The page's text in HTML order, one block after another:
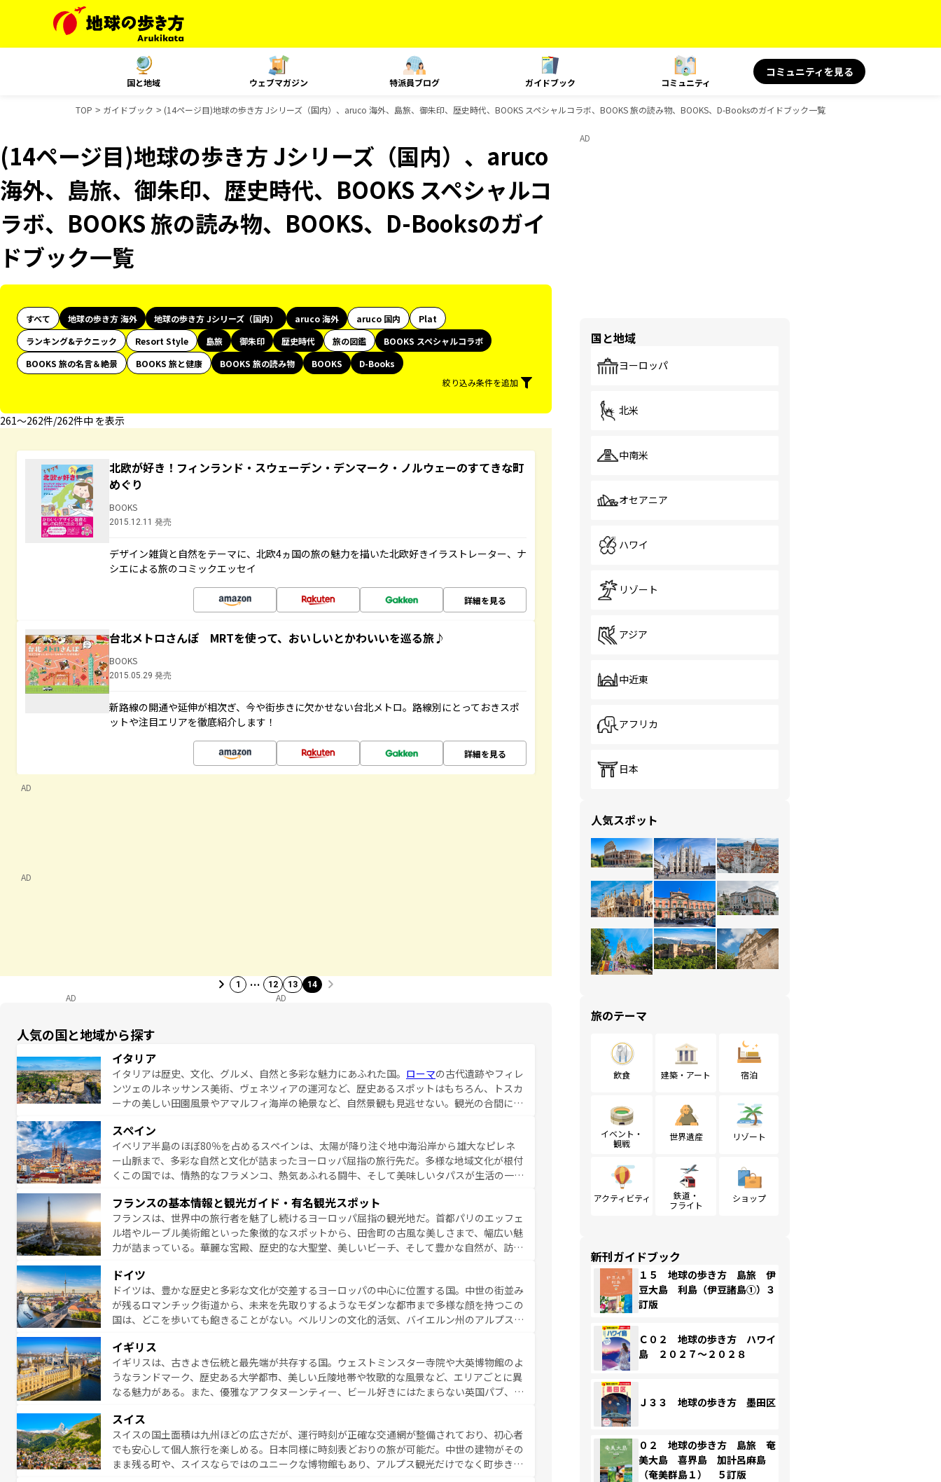
国と地域 ウェブマガジン 特派員ブログ ガイドブック コミュニティ
コミュニティを見る
TOP ガイドブック (14ページ目)地球の歩き方 Jシリーズ（国内）、aruco 海外、島旅、御朱印、歴史時代、BOOKS スペシャルコラボ、BOOKS 旅の読み物、BOOKS、D-Booksのガイドブック一覧
(14ページ目)地球の歩き方 Jシリーズ（国内）、aruco
海外、島旅、御朱印、歴史時代、BOOKS スペシャルコ
ラボ、BOOKS 旅の読み物、BOOKS、D-Booksのガイ
ドブック一覧
すべて 地球の歩き方 海外 地球の歩き方 Jシリーズ（国内） aruco 海外 aruco 国内
Plat
ランキング&テクニック
Resort Style 島旅 御朱印 歴史時代 旅の図鑑
BOOKS スペシャルコラボ
BOOKS 旅の名言＆絶景
BOOKS 旅と健康 BOOKS 旅の読み物 BOOKS
D-Books
絞り込み条件を追加
261〜262件/262件中 を表示
北欧が好き！フィンランド・スウェーデン・デンマーク・ノルウェーのすてきな町
めぐり
BOOKS
2015.12.11 発売
デザイン雑貨と自然をテーマに、北欧4ヵ国の旅の魅力を描いた北欧好きイラストレーター、ナ
シエによる旅のコミックエッセイ
詳細を見る
台北メトロさんぽ MRTを使って、おいしいとかわいいを巡る旅♪
BOOKS
2015.05.29 発売
新路線の開通や延伸が相次ぎ、今や街歩きに欠かせない台北メトロ。路線別にとっておきスポ
ットや注目エリアを徹底紹介します！
詳細を見る
AD
AD
1 … 12 13 14
AD AD
人気の国と地域から探す
イタリア
イタリアは歴史、文化、グルメ、自然と多彩な魅力にあふれた国。 ローマの古代遺跡やフィレ
ンツェのルネッサンス美術、ヴェネツィアの運河など、歴史あるスポットはもちろん、トスカ
ーナの美しい田園風景やアマルフィ海岸の絶景など、自然景観も見逃せない。観光の合間に
夜眠るまで、すべての瞬間を楽しませてくれるイタリアで、忘れられない旅をしてみよう！
なお、新着のイタリア情報はコンテンツ一覧を参照してほしい。
スペイン
イベリア半島のほぼ80％を占めるスペインは、太陽が降り注ぐ地中海沿岸から雄大なピレネ
ー山脈まで、多彩な自然と文化が詰まったヨーロッパ屈指の旅行先だ。多様な地域文化が根付
くこの国では、情熱的なフラメンコ、熱気あふれる闘牛、そして美味しいタパスが生活の一部
ら、地方では古代ローマ遺跡や中世の城塞都市、穏やかなビーチリゾートまで多彩な表情を見
せる。地方によって風土や気候が異なるスペインはその個性で訪れる人を魅了する。 なお、
新着のスペイン情報はコンテンツ一覧を参照してほしい。
フランスの基本情報と観光ガイド・有名観光スポット
フランスは、世界中の旅行者を魅了し続けるヨーロッパ屈指の観光地だ。首都パリのエッフェ
ル塔やルーブル美術館といった象徴的なスポットから、田舎町の古風な美しさまで、幅広い魅
力が詰まっている。華麗な宮殿、歴史的な大聖堂、美しいビーチ、そして豊かな自然が、訪れ
無形文化遺産にも登録されている。シャンパンの発祥地であるランス、プロヴァンスの香り高
いラベンダー畑など、多彩な楽しみ方が可能だ。さらに、パリ以外の地域にも魅力が溢れてお
り、どの街角にも豊かな歴史と文化が息づいている。パリ以外の個性あふれる地方に足を運ぶ
とそれぞれで全く異なる文化を体験できるだろう。 なお、新着のフランス情報はコンテンツ
ドイツ
ドイツは、豊かな歴史と多彩な文化が交差するヨーロッパの中心に位置する国。中世の街並み
が残るロマンチック街道から、未来を先取りするようなモダンな都市まで多様な顔を持つこの
国は、どこを歩いても飽きることがない。ベルリンの文化的活気、バイエルン州のアルプスの
ら地元の人と過ごす楽しい時間は、お酒好きな人にはぜひ体験してほしい。 なお、新着のド
イツ情報はコンテンツ一覧を参照してほしい。
イギリス
イギリスは、古きよき伝統と最先端が共存する国。ウェストミンスター寺院や大英博物館のよ
うなランドマーク、歴史ある大学都市、美しい丘陵地帯や牧歌的な風景など、エリアごとに異
なる魅力がある。また、優雅なアフタヌーンティー、ビール好きにはたまらない英国パブ、サ
お、新着のイギリス情報は
スイス
スイスの国土面積は九州ほどの広さだが、運行時刻が正確な交通網が整備されており、初心者
でも安心して個人旅行を楽しめる。日本同様に時刻表どおりの旅が可能だ。中世の建物がその
まま残る町や、スイスならではのユニークな博物館もあり、アルプス観光だけでなく町歩きも
AD
国と地域
ヨーロッパ
北米
中南米
オセアニア
ハワイ
リゾート
アジア
中近東
アフリカ
日本
人気スポット
旅のテーマ
飲食 建築・アート 宿泊
イベント・
観戦
世界遺産 リゾート
アクティビティ
鉄道・
フライト
ショップ
新刊ガイドブック
１５ 地球の歩き方 島旅 伊
豆大島 利島（伊豆諸島①）３
訂版
Ｃ０２ 地球の歩き方 ハワイ
島 ２０２７～２０２８
Ｊ３３ 地球の歩き方 墨田区
０２ 地球の歩き方 島旅 奄
美大島 喜界島 加計呂麻島
（奄美群島１） ５訂版